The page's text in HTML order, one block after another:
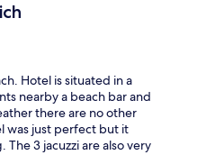
Hotel is situated in a
nearby a beach bar and
there are no other
was just perfect but it
3 jacuzzi are also very